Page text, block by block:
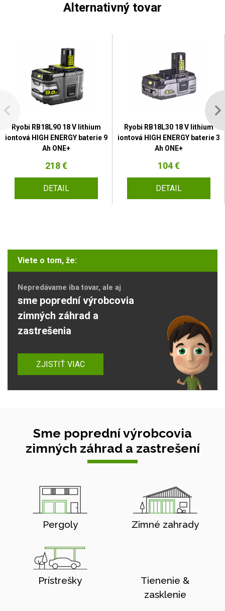
Alternativný tovar
Ryobi RB18L90 18 V lithium
iontová HIGH ENERGY baterie 9
Ah ONE+
218 €
DETAIL
Ryobi RB18L30 18 V lithium
iontová HIGH ENERGY baterie 3
Ah ONE+
104 €
DETAIL
Viete o tom, že:
Nepredávame iba tovar, ale aj
sme poprední výrobcovia
zimných záhrad a
zastrešenia
ZJISTIŤ VIAC
Sme poprední výrobcovia
zimných záhrad a zastrešení
Pergoly Zimné zahrady
Prístrešky
Tienenie &
zasklenie